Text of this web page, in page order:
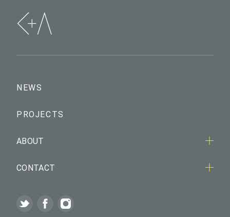
NEWS
PROJECTS
ABOUT
CONTACT